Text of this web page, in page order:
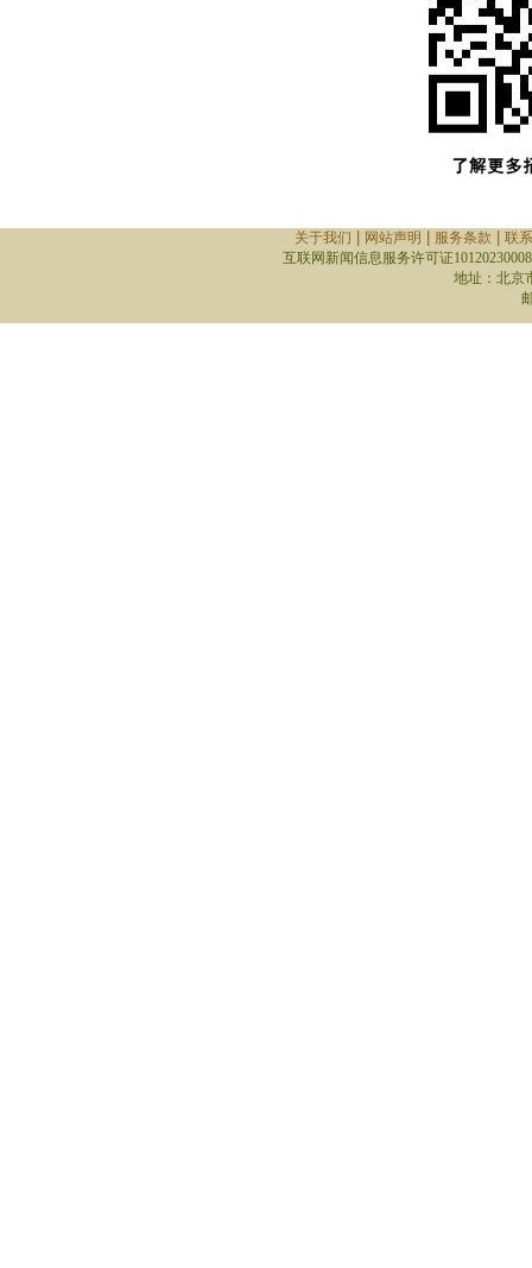
关于我们 网站声明 服务条款
联
互联网新闻信息服务许可证10120230008
地址：北京